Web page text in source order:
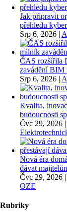
Jak připravit
přehledu
Srp 6, 2026 |
ČAS rozšířila
zavádění BIM
Srp 6, 2026 |
Kvalita,
budoucnosti
Čvc 29, 2026 |
Nová éra
dávat
Čvc 29, 2026 |
OZE
Rubriky